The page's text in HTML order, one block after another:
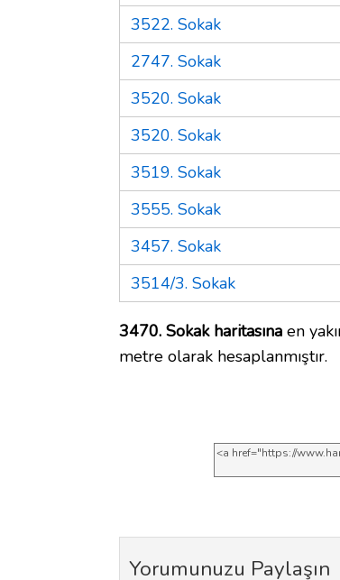
3522. Sokak
2747. Sokak
3520. Sokak
3520. Sokak
3519. Sokak
3555. Sokak
3457. Sokak
3514/3. Sokak
3470. Sokak haritasına en
metre olarak hesaplanmıştır.
Yorumunuzu Paylaşın